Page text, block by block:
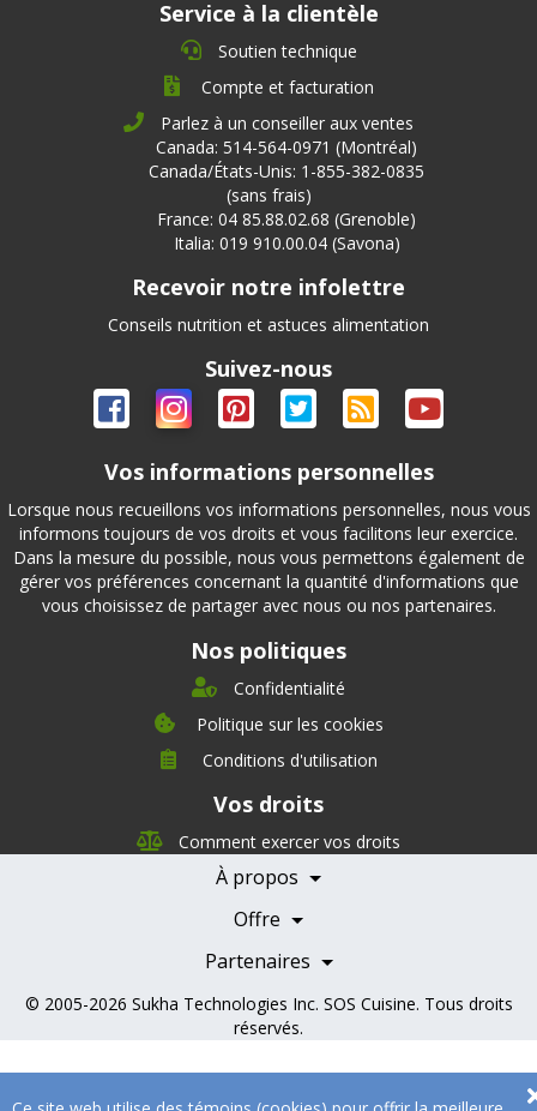
Service à la clientèle
Soutien technique
Compte et facturation
Parlez à un conseiller aux ventes
Canada: 514-564-0971 (Montréal)
Canada/États-Unis: 1-855-382-0835
(sans frais)
France: 04 85.88.02.68 (Grenoble)
Italia: 019 910.00.04 (Savona)
Recevoir notre infolettre
Conseils nutrition et astuces alimentation
Suivez-nous
Vos informations personnelles
Lorsque nous recueillons vos informations personnelles, nous vous
informons toujours de vos droits et vous facilitons leur exercice.
Dans la mesure du possible, nous vous permettons également de
gérer vos préférences concernant la quantité d'informations que
vous choisissez de partager avec nous ou nos partenaires.
Nos politiques
Confidentialité
Politique sur les cookies
Conditions d'utilisation
Vos droits
Comment exercer vos droits
À propos
Direction
Nutrition
Offre
Témoignages
Partenaires
Nos partenaires
Devenir Partenaire
Professionnels de la santé
© 2005-2026 Sukha Technologies Inc. SOS Cuisine. Tous droits
réservés.